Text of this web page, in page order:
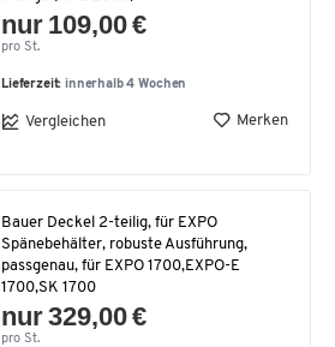
nur 109,00 €
pro St.
Lieferzeit: innerhalb 4 Wochen
Vergleichen Merken
Bauer Deckel 2-teilig, für EXPO
Spänebehälter, robuste Ausführung,
passgenau, für EXPO 1700,EXPO-E
1700,SK 1700
nur 329,00 €
pro St.